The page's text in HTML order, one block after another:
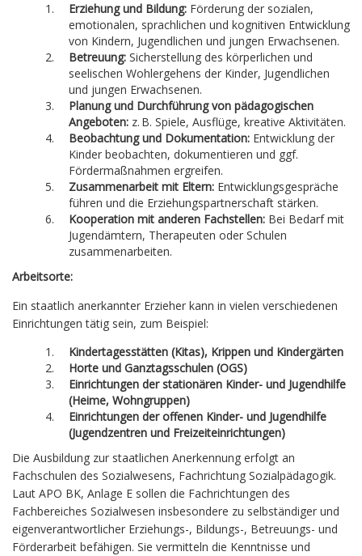
Erziehung und Bildung: Förderung der sozialen,
emotionalen, sprachlichen und kognitiven Entwicklung
von Kindern, Jugendlichen und jungen Erwachsenen.
Betreuung: Sicherstellung des körperlichen und
seelischen Wohlergehens der Kinder, Jugendlichen
und jungen Erwachsenen.
Planung und Durchführung von pädagogischen
Angeboten: z. B. Spiele, Ausflüge, kreative Aktivitäten.
Beobachtung und Dokumentation: Entwicklung der
Kinder beobachten, dokumentieren und ggf.
Fördermaßnahmen ergreifen.
Zusammenarbeit mit Eltern: Entwicklungsgespräche
führen und die Erziehungspartnerschaft stärken.
Kooperation mit anderen Fachstellen: Bei Bedarf mit
Jugendämtern, Therapeuten oder Schulen
zusammenarbeiten.
Arbeitsorte:
Ein staatlich anerkannter Erzieher kann in vielen verschiedenen
Einrichtungen tätig sein, zum Beispiel:
Kindertagesstätten (Kitas), Krippen und Kindergärten
Horte und Ganztagsschulen (OGS)
Einrichtungen der stationären Kinder- und Jugendhilfe
(Heime, Wohngruppen)
Einrichtungen der offenen Kinder- und Jugendhilfe
(Jugendzentren und Freizeiteinrichtungen)
Die Ausbildung zur staatlichen Anerkennung erfolgt an
Fachschulen des Sozialwesens, Fachrichtung Sozialpädagogik.
Laut APO BK, Anlage E sollen die Fachrichtungen des
Fachbereiches Sozialwesen insbesondere zu selbständiger und
eigenverantwortlicher Erziehungs-, Bildungs-, Betreuungs- und
Förderarbeit befähigen. Sie vermitteln die Kenntnisse und